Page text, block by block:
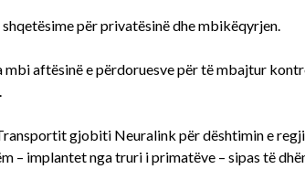
për privatësinë dhe mbikëqyrjen.
aftësinë e përdoruesve për të mbajtur
gjobiti Neuralink për dështimin e
– implantet nga truri i primatëve – sipas të